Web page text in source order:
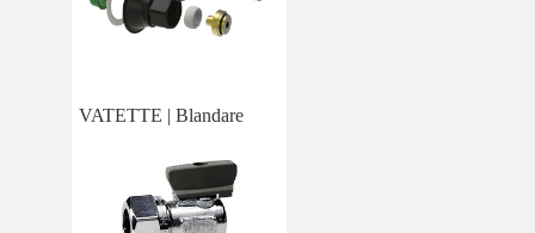
VATETTE | Blandare